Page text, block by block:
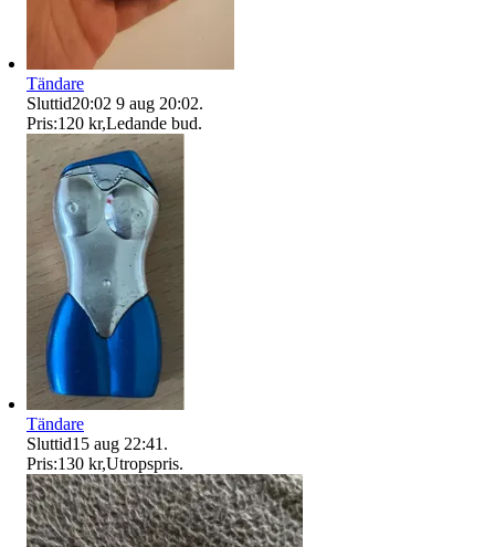
Tändare
Sluttid20:02 9 aug 20:02.
Pris:120 kr,Ledande bud.
Tändare
Sluttid15 aug 22:41 .
Pris:130 kr,Utropspris.